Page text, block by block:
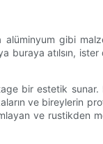
alüminyum gibi
atılsın,
bir estetik
ve bireylerin
ve